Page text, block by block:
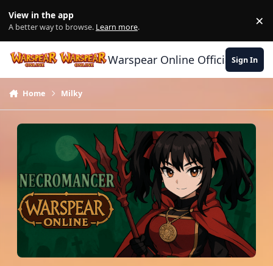
View in the app
A better way to browse. Learn more. ×
Warspear Online Official Forum
Sign In
Home Milky